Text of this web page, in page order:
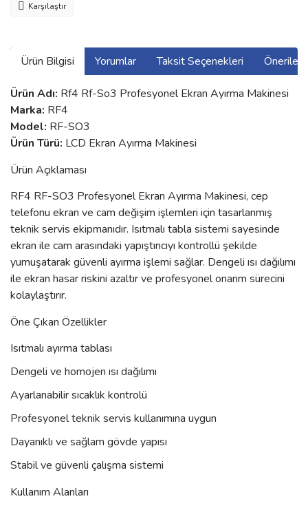
Karşılaştır
Ürün Bilgisi Yorumlar Taksit Seçenekleri
Ürün Adı: Rf4 Rf-So3 Profesyonel Ekran Ayırma Makinesi
Marka: RF4
Model: RF-SO3
Ürün Türü: LCD Ekran Ayırma Makinesi
Ürün Açıklaması
RF4 RF-SO3 Profesyonel Ekran Ayırma Makinesi, cep
telefonu ekran ve cam değişim işlemleri için tasarlanmış
teknik servis ekipmanıdır. Isıtmalı tabla sistemi sayesinde
ekran ile cam arasındaki yapıştırıcıyı kontrollü şekilde
yumuşatarak güvenli ayırma işlemi sağlar. Dengeli ısı dağılımı
ile ekran hasar riskini azaltır ve profesyonel onarım sürecini
kolaylaştırır.
Öne Çıkan Özellikler
Isıtmalı ayırma tablası
Dengeli ve homojen ısı dağılımı
Ayarlanabilir sıcaklık kontrolü
Profesyonel teknik servis kullanımına uygun
Dayanıklı ve sağlam gövde yapısı
Stabil ve güvenli çalışma sistemi
Kullanım Alanları